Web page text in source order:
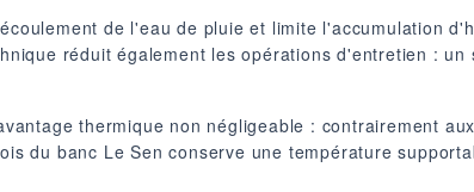
de l'eau de pluie et limite l'accumulation
réduit également les opérations d'entretien :
thermique non négligeable : contrairement
du banc Le Sen conserve une température